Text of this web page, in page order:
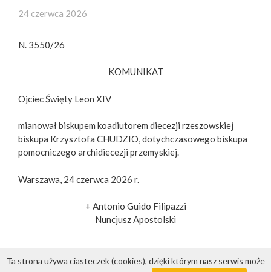
24 czerwca 2026
N. 3550/26
KOMUNIKAT
Ojciec Święty Leon XIV
mianował biskupem koadiutorem diecezji rzeszowskiej
biskupa Krzysztofa CHUDZIO, dotychczasowego biskupa
pomocniczego archidiecezji przemyskiej.
Warszawa, 24 czerwca 2026 r.
+ Antonio Guido Filipazzi
Nuncjusz Apostolski
Ta strona używa ciasteczek (cookies), dzięki którym nasz serwis może